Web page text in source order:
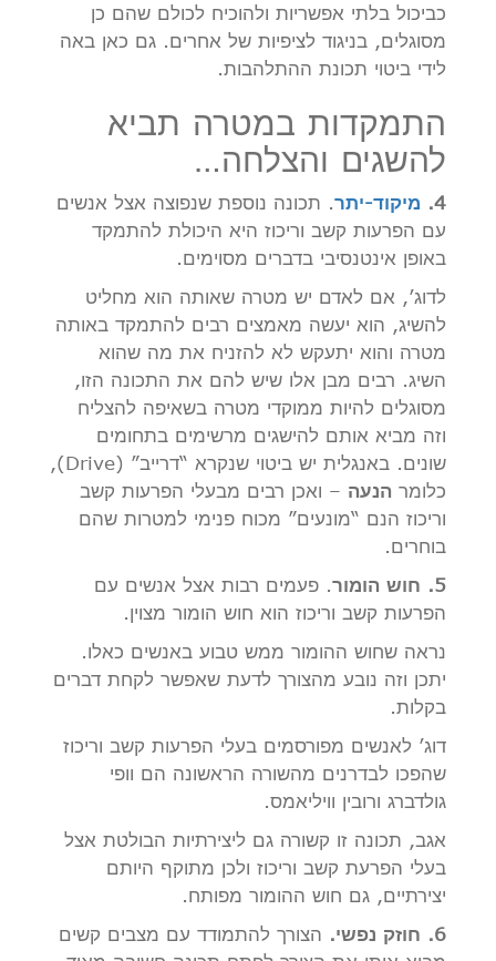
כביכול בלתי אפשריות ולהוכיח לכולם שהם כן
מסוגלים, בניגוד לציפיות של אחרים. גם כאן באה
לידי ביטוי תכונת ההתלהבות.
התמקדות במטרה תביא
להשגים והצלחה…
4. מיקוד-יתר. תכונה נוספת שנפוצה אצל אנשים
עם הפרעות קשב וריכוז היא היכולת להתמקד
באופן אינטנסיבי בדברים מסוימים.
לדוג’, אם לאדם יש מטרה שאותה הוא מחליט
להשיג, הוא יעשה מאמצים רבים להתמקד באותה
מטרה והוא יתעקש לא להזניח את מה שהוא
השיג. רבים מבן אלו שיש להם את התכונה הזו,
מסוגלים להיות ממוקדי מטרה בשאיפה להצליח
וזה מביא אותם להישגים מרשימים בתחומים
שונים. באנגלית יש ביטוי שנקרא “דרייב” (Drive),
כלומר הנעה – ואכן רבים מבעלי הפרעות קשב
וריכוז הנם “מונעים” מכוח פנימי למטרות שהם
בוחרים.
5. חוש הומור
. פעמים רבות אצל אנשים עם
הפרעות קשב וריכוז הוא חוש הומור מצוין.
נראה שחוש ההומור ממש טבוע באנשים כאלו.
יתכן וזה נובע מהצורך לדעת שאפשר לקחת דברים
בקלות.
דוג’ לאנשים מפורסמים בעלי הפרעות קשב וריכוז
שהפכו לבדרנים מהשורה הראשונה הם וופי
גולדברג ורובין וויליאמס.
אגב, תכונה זו קשורה גם ליצירתיות הבולטת אצל
בעלי הפרעת קשב וריכוז ולכן מתוקף היותם
יצירתיים, גם חוש ההומור מפותח.
6. חוזק נפשי.
הצורך להתמודד עם מצבים קשים